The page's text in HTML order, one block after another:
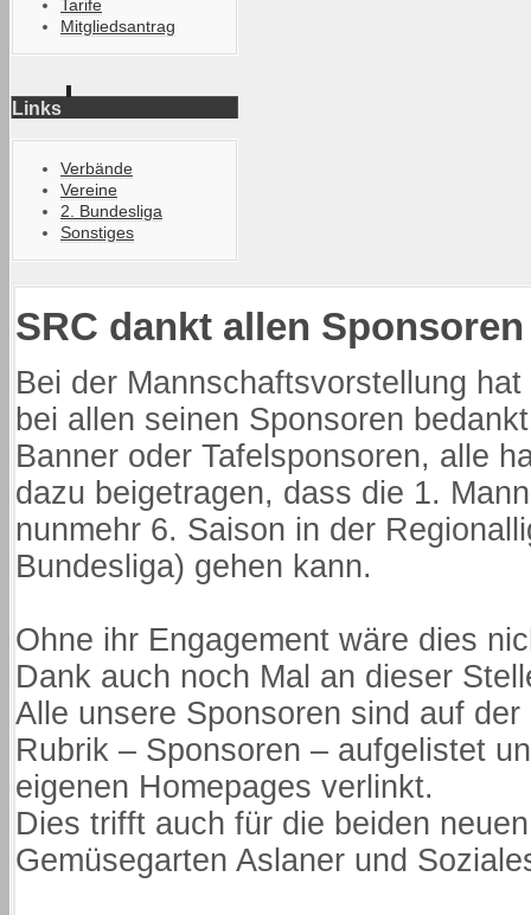
Tarife
Mitgliedsantrag
Links
Verbände
Vereine
2. Bundesliga
Sonstiges
SRC dankt allen Sponsoren
Bei der Mannschaftsvorstellung
bei allen seinen Sponsoren
Banner oder Tafelsponsoren, alle
dazu beigetragen, dass die 1.
nunmehr 6. Saison in der
Bundesliga) gehen kann.
Ohne ihr Engagement wäre dies
Dank auch noch Mal an dieser
Alle unsere Sponsoren sind auf
Rubrik – Sponsoren – aufgelistet
eigenen Homepages verlinkt.
Dies trifft auch für die beiden
Gemüsegarten Aslaner und